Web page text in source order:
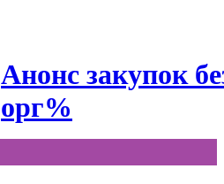
Анонс закупок
орг%